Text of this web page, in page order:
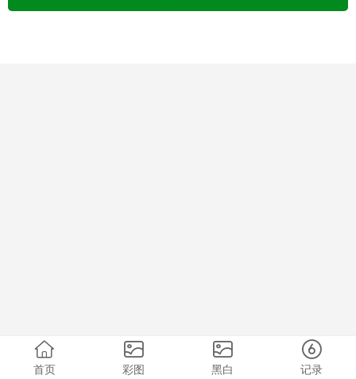
首页 彩图 黑白 记录